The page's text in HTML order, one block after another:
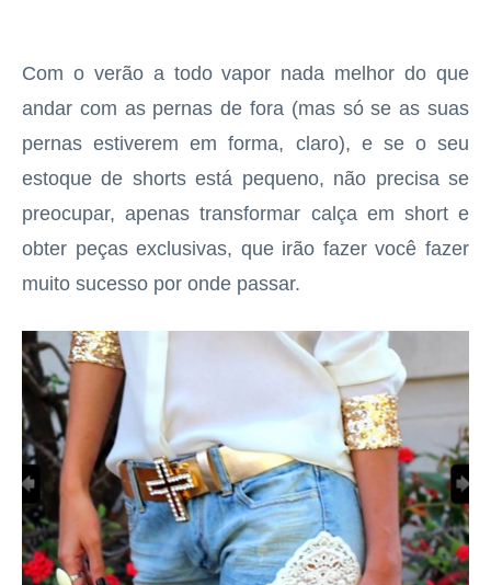
Com o verão a todo vapor nada melhor do que
andar com as pernas de fora (mas só se as suas
pernas estiverem em forma, claro), e se o seu
estoque de shorts está pequeno, não precisa se
preocupar, apenas transformar calça em short e
obter peças exclusivas, que irão fazer você fazer
muito sucesso por onde passar.